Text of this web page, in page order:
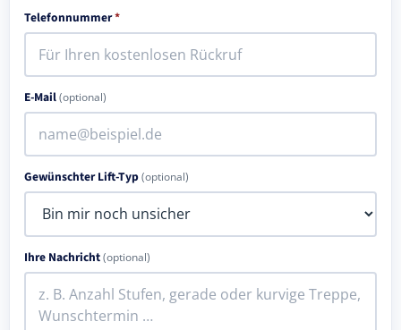
Telefonnummer*
E-Mail(optional)
Gewünschter Lift-Typ(optional)
Ihre Nachricht(optional)